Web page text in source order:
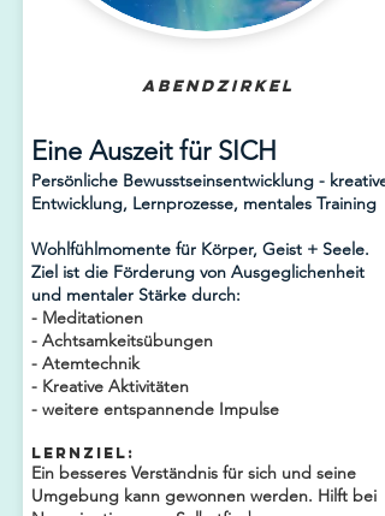
Abendzirkel
Eine Auszeit für SICH
Persönliche Bewusstseinsentwicklung - kreative
Entwicklung, Lernprozesse, mentales Training
Wohlfühlmomente für Körper, Geist + Seele.
Ziel ist die Förderung von Ausgeglichenheit
und mentaler Stärke durch:
- Meditationen
- Achtsamkeitsübungen
- Atemtechnik
- Kreative Aktivitäten
- weitere entspannende Impulse
Lernziel:
Ein besseres Verständnis für sich und seine
Umgebung kann gewonnen werden. Hilft bei